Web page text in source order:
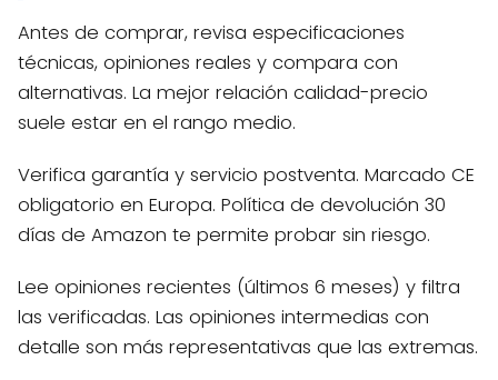
Antes de comprar, revisa especificaciones
técnicas, opiniones reales y compara con
alternativas. La mejor relación calidad-precio
suele estar en el rango medio.
Verifica garantía y servicio postventa. Marcado CE
obligatorio en Europa. Política de devolución 30
días de Amazon te permite probar sin riesgo.
Lee opiniones recientes (últimos 6 meses) y filtra
las verificadas. Las opiniones intermedias con
detalle son más representativas que las extremas.